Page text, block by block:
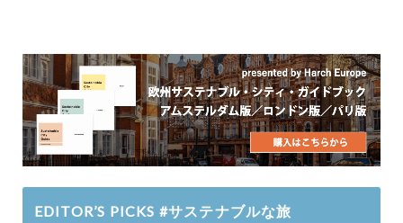
EDITOR’S PICKS #サステナブルな旅